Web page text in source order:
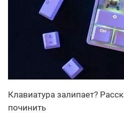
Клавиатура залипает?
починить